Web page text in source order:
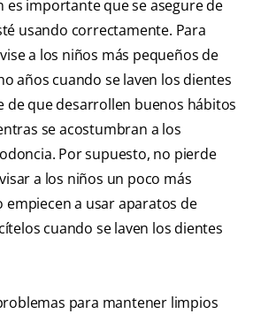
es importante que se asegure de
usando correctamente. Para
a los niños más pequeños de
años cuando se laven los dientes
de que desarrollen buenos hábitos
se acostumbran a los
Por supuesto, no pierde
a los niños un poco más
empiecen a usar aparatos de
cuando se laven los dientes
para mantener limpios